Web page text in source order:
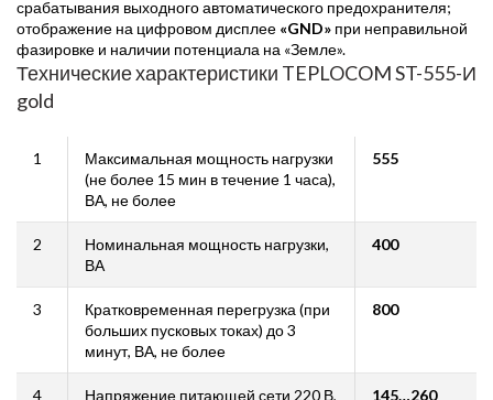
срабатывания выходного автоматического предохранителя;
отображение на цифровом дисплее «GND» при неправильной
фазировке и наличии потенциала на «Земле».
Технические характеристики TEPLOCOM ST-555-И
gold
1
Максимальная мощность нагрузки
(не более 15 мин в течение 1 часа),
ВА, не более
555
2
Номинальная мощность нагрузки,
ВА
400
3
Кратковременная перегрузка (при
больших пусковых токах) до 3
минут, ВА, не более
800
4
Напряжение питающей сети 220 В,
145…260